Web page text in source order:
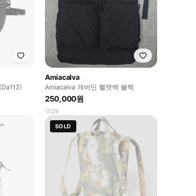
(M) Aeta shoulder pouch (Da112)
Amiacalva
Amiacalva 개버딘 헬맷백 블랙
250,000원
29
SOLD